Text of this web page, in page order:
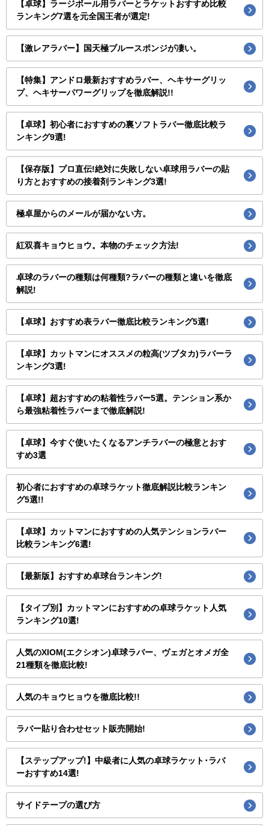
【卓球】ラージボール用ラバーとラケットおすすめ比較
ランキング7選を元全国王者が選定!
【激レアラバー】国天極ブルースポンジが凄い。
【特集】アンドロ最新おすすめラバー、ヘキサーグリッ
プ、ヘキサーパワーグリップを徹底解説!!
【卓球】初心者におすすめの裏ソフトラバー徹底比較ラ
ンキング9選!
【保存版】プロ直伝!絶対に失敗しない卓球用ラバーの貼
り方とおすすめの接着剤ランキング3選!
極卓屋からのメールが届かない方。
紅双喜キョウヒョウ。本物のチェック方法!
卓球のラバーの種類は何種類?ラバーの種類と違いを徹底
解説!
【卓球】おすすめ表ラバー徹底比較ランキング5選!
【卓球】カットマンにオススメの粒高(ツブタカ)ラバーラ
ンキング3選!
【卓球】超おすすめの粘着性ラバー5選。テンション系か
ら最強粘着性ラバーまで徹底解説!
【卓球】今すぐ使いたくなるアンチラバーの極意とおす
すめ3選
初心者におすすめの卓球ラケット徹底解説比較ランキン
グ5選!!
【卓球】カットマンにおすすめの人気テンションラバー
比較ランキング6選!
【最新版】おすすめ卓球台ランキング!
【タイプ別】カットマンにおすすめの卓球ラケット人気
ランキング10選!
人気のXIOM(エクシオン)卓球ラバー、ヴェガとオメガ全
21種類を徹底比較!
人気のキョウヒョウを徹底比較!!
ラバー貼り合わせセット販売開始!
【ステップアップ!】中級者に人気の卓球ラケット･ラバ
ーおすすめ14選!
サイドテープの選び方